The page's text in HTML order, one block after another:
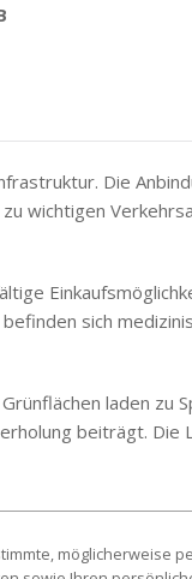
Die
wichtigen
sich
laden zu
beiträgt. Die
möglicherweise